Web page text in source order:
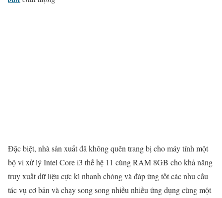
Đặc biệt, nhà sản xuất đã không quên trang bị cho máy tính một
bộ vi xử lý Intel Core i3 thế hệ 11 cùng RAM 8GB cho khả năng
truy xuất dữ liệu cực kì nhanh chóng và đáp ứng tốt các nhu cầu
tác vụ cơ bản và chạy song song nhiều nhiều ứng dụng cùng một